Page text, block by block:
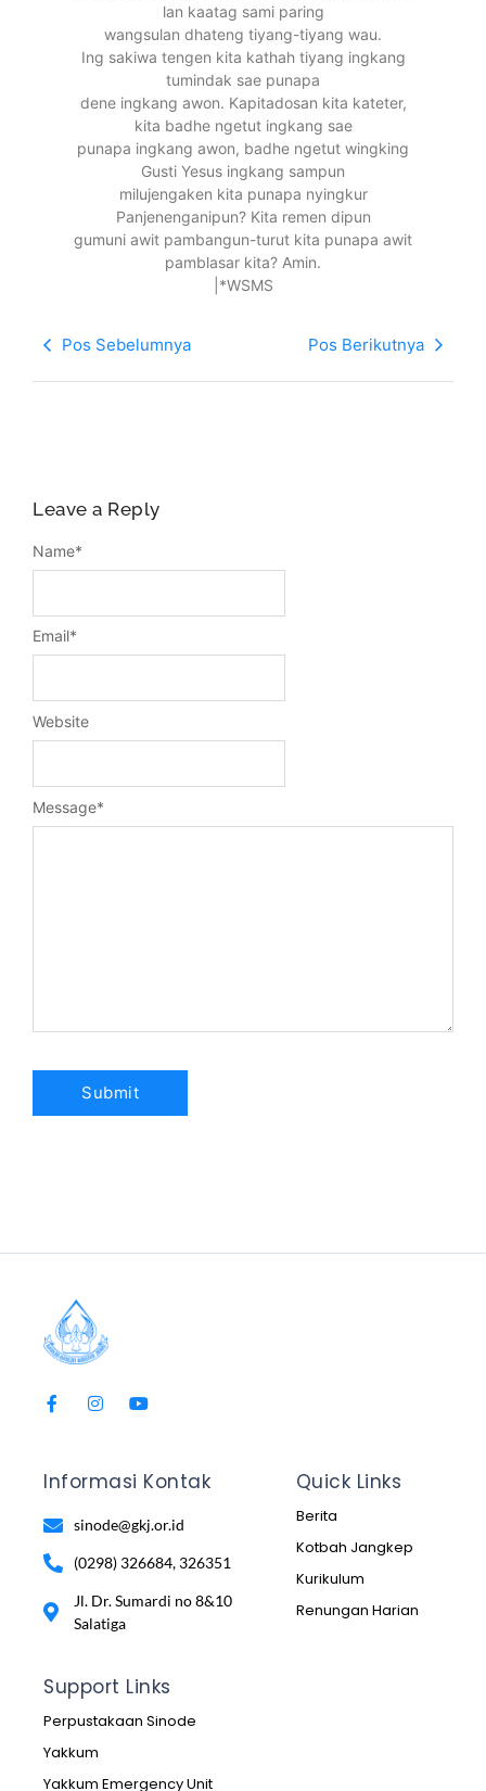
lan kaatag sami paring
wangsulan dhateng tiyang-tiyang wau.
Ing sakiwa tengen kita kathah tiyang ingkang
tumindak sae punapa
dene ingkang awon. Kapitadosan kita kateter,
kita badhe ngetut ingkang sae
punapa ingkang awon, badhe ngetut wingking
Gusti Yesus ingkang sampun
milujengaken kita punapa nyingkur
Panjenenganipun? Kita remen dipun
gumuni awit pambangun-turut kita punapa awit
pamblasar kita? Amin.
|*WSMS
Pos Sebelumnya Pos Berikutnya
Leave a Reply
Message*
Name*
Email*
Website
Informasi Kontak
sinode@gkj.or.id
(0298) 326684, 326351
Jl. Dr. Sumardi no 8&10
Salatiga
Quick Links
Berita
Kotbah Jangkep
Kurikulum
Renungan Harian
Support Links
Perpustakaan Sinode
Yakkum
Yakkum Emergency Unit